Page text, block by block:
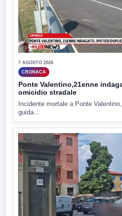
7 AGOSTO 2026
CRONACA
Ponte Valentino,21enne
omicidio stradale
Incidente mortale a Ponte
guida...